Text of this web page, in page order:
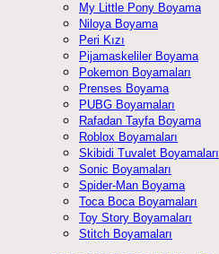
My Little Pony Boyama
Niloya Boyama
Peri Kızı
Pijamaskeliler Boyama
Pokemon Boyamaları
Prenses Boyama
PUBG Boyamaları
Rafadan Tayfa Boyama
Roblox Boyamaları
Skibidi Tuvalet Boyamaları
Sonic Boyamaları
Spider-Man Boyama
Toca Boca Boyamaları
Toy Story Boyamaları
Stitch Boyamaları